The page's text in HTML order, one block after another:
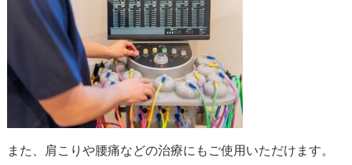
また、肩こりや腰痛などの治療にもご使用いただけます。